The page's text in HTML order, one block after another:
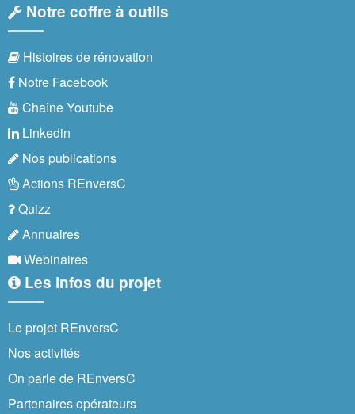
Notre coffre à outils
Histoires de rénovation
Notre Facebook
Chaîne Youtube
Linkedin
Nos publications
Actions REnversC
Quizz
Annuaires
Webinaires
Les infos du projet
Le projet REnversC
Nos activités
On parle de REnversC
Partenaires opérateurs